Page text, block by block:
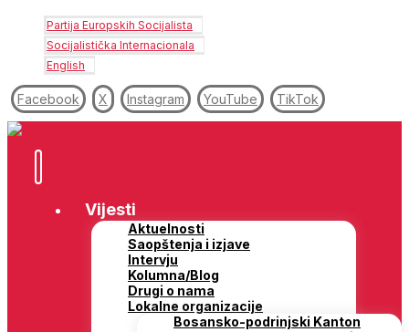
Partija Europskih Socijalista
Socijalistička Internacionala
English
Facebook X Instagram YouTube TikTok
Vijesti
Aktuelnosti
Saopštenja i izjave
Intervju
Kolumna/Blog
Drugi o nama
Lokalne organizacije
Bosansko-podrinjski Kanton